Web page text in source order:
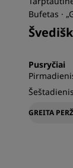
Bufetas ·
Pusryčiai
GREITA